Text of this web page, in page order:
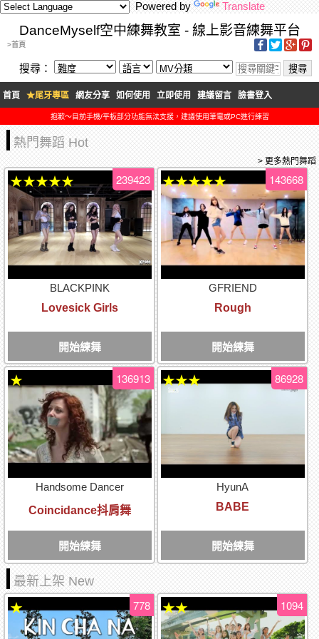
Powered by Translate
DanceMyself空中練舞教室 - 線上影音練舞平台
>首頁
搜尋：
首頁 ★尾牙專區 網友分享 如何使用 立即使用 建議留言 臉書登入
抱歉～目前手機/平板部分功能無法支援，建議使用筆電或PC進行練習
熱門舞蹈 Hot
> 更多熱門舞蹈
BLACKPINK
Lovesick Girls
開始練舞
239423
★★★★★
GFRIEND
Rough
開始練舞
143668
★★★★★
Handsome Dancer
Coincidance抖肩舞
開始練舞
136913
★
HyunA
BABE
開始練舞
86928
★★★
最新上架 New
778
★ 1094
★★